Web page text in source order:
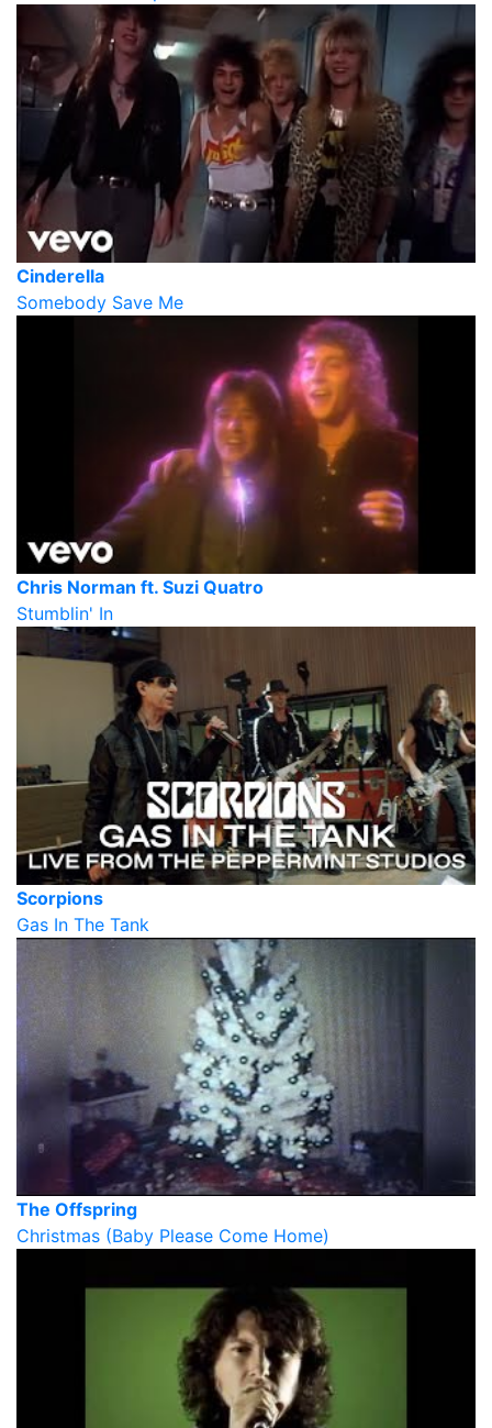
Cinderella
Somebody Save Me
Chris Norman ft. Suzi Quatro
Stumblin' In
Scorpions
Gas In The Tank
The Offspring
Christmas (Baby Please Come Home)